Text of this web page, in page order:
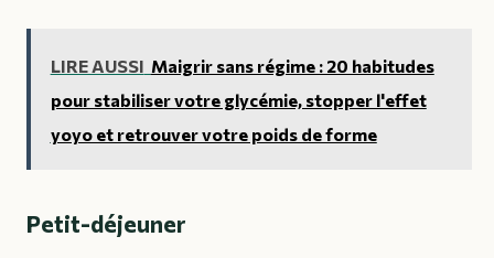
LIRE AUSSI Maigrir sans régime : 20 habitudes
pour stabiliser votre glycémie, stopper l'effet
yoyo et retrouver votre poids de forme
Petit-déjeuner